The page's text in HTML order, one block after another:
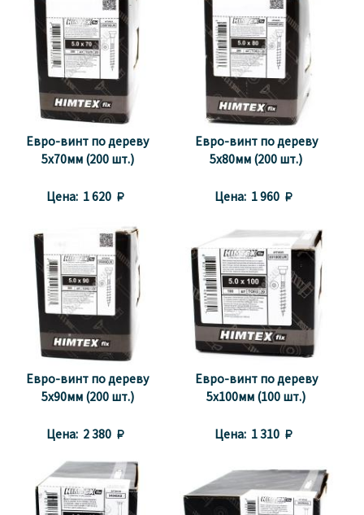
Евро-винт по дереву
5x70мм (200 шт.)
Цена: 1 620 
Евро-винт по дереву
5x80мм (200 шт.)
Цена: 1 960 
Евро-винт по дереву
5x90мм (200 шт.)
Цена: 2 380 
Евро-винт по дереву
5x100мм (100 шт.)
Цена: 1 310 